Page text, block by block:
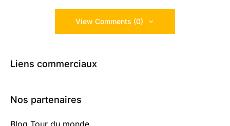
View Comments (0)
Liens commerciaux
Nos partenaires
Blog Tour du monde